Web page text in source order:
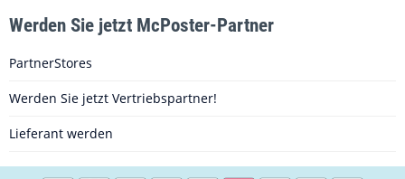
Werden Sie jetzt McPoster-Partner
PartnerStores
Werden Sie jetzt Vertriebspartner!
Lieferant werden